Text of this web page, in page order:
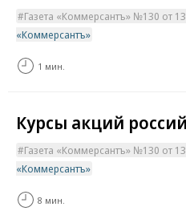
Газета «Коммерсантъ» №130 от
«Коммерсантъ»
1 мин.
Курсы акций
Газета «Коммерсантъ» №130 от
«Коммерсантъ»
8 мин.